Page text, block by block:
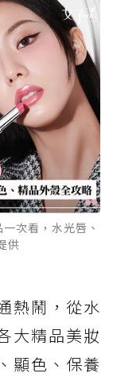
次看，水光唇、
供
熱鬧，從水
大精品美妝
顯色、保養